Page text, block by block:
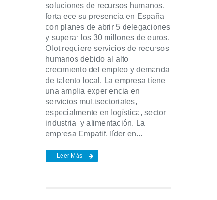
soluciones de recursos humanos,
fortalece su presencia en España
con planes de abrir 5 delegaciones
y superar los 30 millones de euros.
Olot requiere servicios de recursos
humanos debido al alto
crecimiento del empleo y demanda
de talento local. La empresa tiene
una amplia experiencia en
servicios multisectoriales,
especialmente en logística, sector
industrial y alimentación. La
empresa Empatif, líder en...
Leer Más